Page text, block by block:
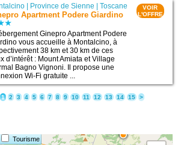
Province de Sienne |Toscane
Apartment Podere Giardino
Ginepro Apartment Podere
vous accueille à Montalcino, à
38 km et 30 km de ces
d’intérêt : Mount Amiata et Village
Bagno Vignoni. Il propose une
Wi-Fi gratuite ...
VOIR
L'OFFRE
1 2 3 4 5 6 7 8 9 10 11 12 13 14 15 >
Tourisme